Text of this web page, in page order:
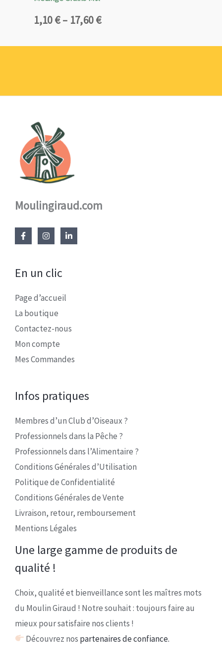
1,10€– 17,60€
Plage
prix :
Moulingiraud.com
En un clic
Page d’accueil
La boutique
Contactez-nous
Mon compte
Mes Commandes
Infos pratiques
Membres d’un Club d’Oiseaux ?
Professionnels dans la Pêche ?
Professionnels dans l’Alimentaire ?
Conditions Générales d’Utilisation
Politique de Confidentialité
Conditions Générales de Vente
Livraison, retour, remboursement
Mentions Légales
Une large gamme de produits de
qualité !
Choix, qualité et bienveillance sont les maîtres mots
du Moulin Giraud ! Notre souhait : toujours faire au
mieux pour satisfaire nos clients !
Découvrez nos partenaires de confiance.